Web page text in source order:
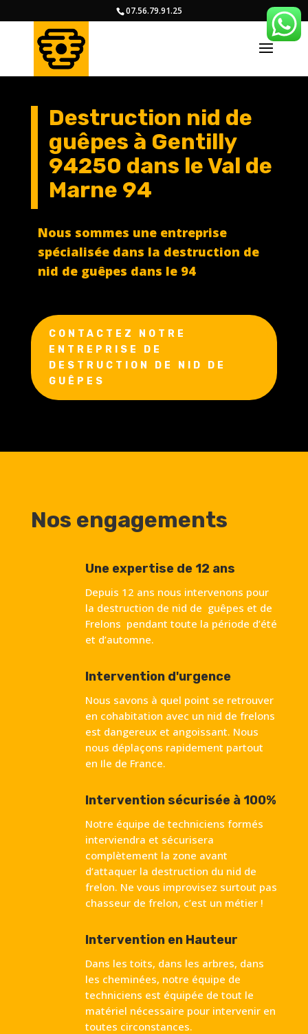
07.56.79.91.25
Destruction nid de
guêpes à Gentilly
94250 dans le Val de
Marne 94
Nous sommes une entreprise
spécialisée dans la destruction de
nid de guêpes dans le 94
CONTACTEZ NOTRE
ENTREPRISE DE
DESTRUCTION DE NID DE
GUÊPES
Nos engagements
Une expertise de 12 ans
Depuis 12 ans nous intervenons pour
la destruction de nid de guêpes et de
Frelons pendant toute la période d’été
et d’automne.
Intervention d'urgence
Nous savons à quel point se retrouver
en cohabitation avec un nid de frelons
est dangereux et angoissant. Nous
nous déplaçons rapidement partout
en Ile de France.
Intervention sécurisée à 100%
Notre équipe de techniciens formés
interviendra et sécurisera
complètement la zone avant
d’attaquer la destruction du nid de
frelon. Ne vous improvisez surtout pas
chasseur de frelon, c’est un métier !
Intervention en Hauteur
Dans les toits, dans les arbres, dans
les cheminées, notre équipe de
techniciens est équipée de tout le
matériel nécessaire pour intervenir en
toutes circonstances.